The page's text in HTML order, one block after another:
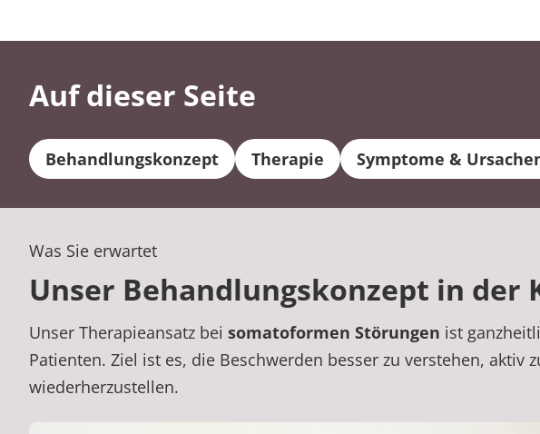
Auf dieser Seite
Behandlungskonzept Therapie Symptome &
Was Sie erwartet
Unser Behandlungskonzept in der
Unser Therapieansatz bei somatoformen Störungen ist
Patienten. Ziel ist es, die Beschwerden besser zu verstehen,
wiederherzustellen.